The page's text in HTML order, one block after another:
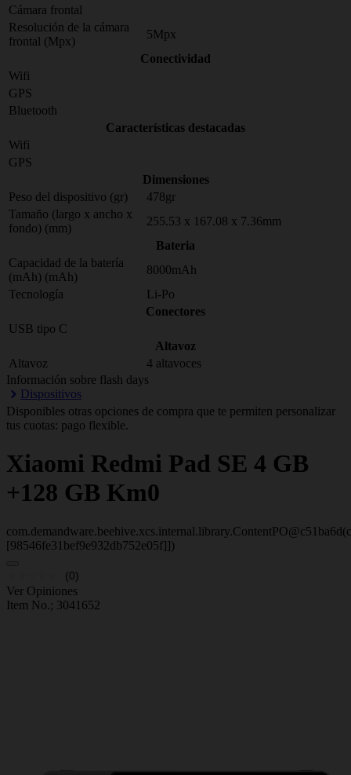
Cámara frontal
Resolución de la cámara
frontal (Mpx)
5Mpx
Conectividad
Wifi
GPS
Bluetooth
Características destacadas
Wifi
GPS
Dimensiones
Peso del dispositivo (gr)
478gr
Tamaño (largo x ancho x
fondo) (mm)
255.53 x 167.08 x 7.36mm
Bateria
Capacidad de la batería
(mAh) (mAh)
8000mAh
Tecnología
Li-Po
Conectores
USB tipo C
Altavoz
Altavoz
4 altavoces
Información sobre flash days
Dispositivos
Disponibles otras opciones de compra que te permiten personalizar
tus cuotas: pago flexible.
Xiaomi Redmi Pad SE 4 GB
+128 GB Km0
[98546fe31bef9e932db752e05f]])
(0)
Ver Opiniones
Item No.; 3041652